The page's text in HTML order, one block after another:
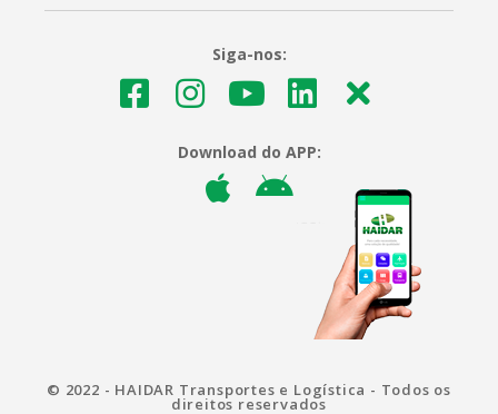
Siga-nos:
Download do APP:
© 2022 - HAIDAR Transportes e Logística - Todos os
direitos reservados